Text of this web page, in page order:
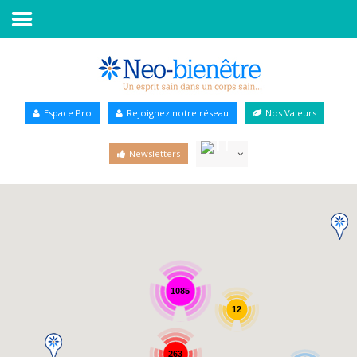
Annuaire Bien-être
Espace Pro Rejoignez notre réseau Nos Valeurs
Newsletters
1085
263
12